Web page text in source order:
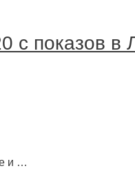
с показов
и …